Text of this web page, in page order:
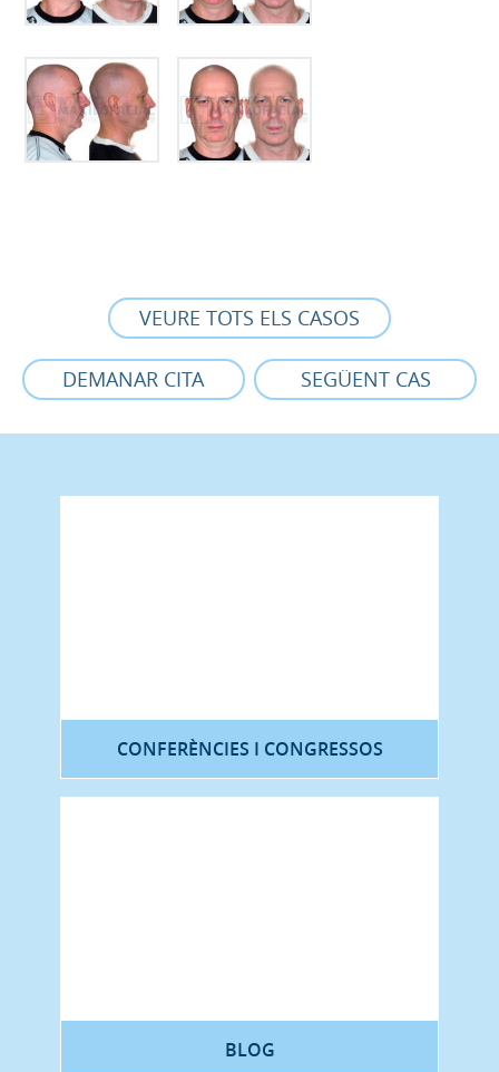
VEURE TOTS ELS CASOS
DEMANAR CITA SEGÜENT CAS
CONFERÈNCIES I CONGRESSOS
BLOG